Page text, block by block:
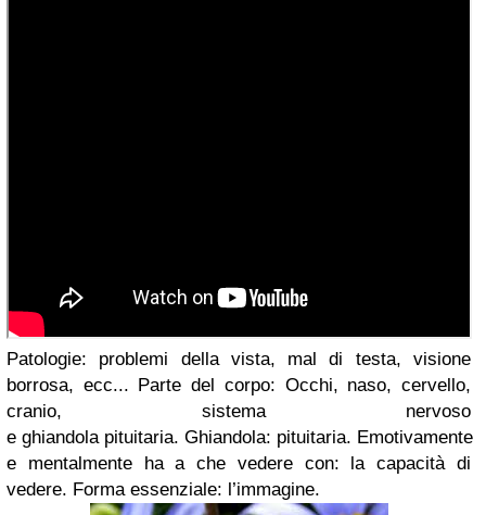
Patologie: problemi della vista, mal di testa, visione
borrosa, ecc... Parte del corpo: Occhi, naso, cervello,
cranio, sistema nervoso
e ghiandola pituitaria. Ghiandola: pituitaria. Emotivamente
e mentalmente ha a che vedere con: la capacità di
vedere. Forma essenziale: l’immagine.